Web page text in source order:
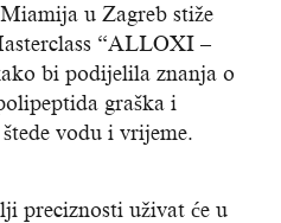
u Zagreb stiže
“ALLOXI –
bi podijelila znanja o
graška i
vodu i vrijeme.
preciznosti uživat će u